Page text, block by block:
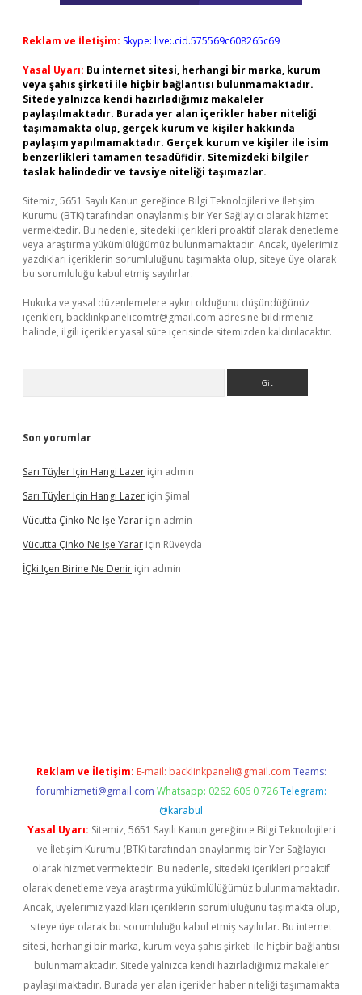
Reklam ve İletişim: Skype: live:.cid.575569c608265c69
Yasal Uyarı: Bu internet sitesi, herhangi bir marka, kurum
veya şahıs şirketi ile hiçbir bağlantısı bulunmamaktadır.
Sitede yalnızca kendi hazırladığımız makaleler
paylaşılmaktadır. Burada yer alan içerikler haber niteliği
taşımamakta olup, gerçek kurum ve kişiler hakkında
paylaşım yapılmamaktadır. Gerçek kurum ve kişiler ile isim
benzerlikleri tamamen tesadüfidir. Sitemizdeki bilgiler
taslak halindedir ve tavsiye niteliği taşımazlar.
Sitemiz, 5651 Sayılı Kanun gereğince Bilgi Teknolojileri ve İletişim
Kurumu (BTK) tarafından onaylanmış bir Yer Sağlayıcı olarak hizmet
vermektedir. Bu nedenle, sitedeki içerikleri proaktif olarak denetleme
veya araştırma yükümlülüğümüz bulunmamaktadır. Ancak, üyelerimiz
yazdıkları içeriklerin sorumluluğunu taşımakta olup, siteye üye olarak
bu sorumluluğu kabul etmiş sayılırlar.
Hukuka ve yasal düzenlemelere aykırı olduğunu düşündüğünüz
içerikleri, backlinkpanelicomtr@gmail.com adresine bildirmeniz
halinde, ilgili içerikler yasal süre içerisinde sitemizden kaldırılacaktır.
Son yorumlar
Sarı Tüyler Için Hangi Lazer için admin
Sarı Tüyler Için Hangi Lazer için Şimal
Vücutta Çinko Ne Işe Yarar için admin
Vücutta Çinko Ne Işe Yarar için Rüveyda
İÇki Içen Birine Ne Denir için admin
Reklam ve İletişim: E-mail: backlinkpaneli@gmail.com Teams:
forumhizmeti@gmail.com Whatsapp: 0262 606 0 726 Telegram:
@karabul
Yasal Uyarı: Sitemiz, 5651 Sayılı Kanun gereğince Bilgi Teknolojileri
ve İletişim Kurumu (BTK) tarafından onaylanmış bir Yer Sağlayıcı
olarak hizmet vermektedir. Bu nedenle, sitedeki içerikleri proaktif
olarak denetleme veya araştırma yükümlülüğümüz bulunmamaktadır.
Ancak, üyelerimiz yazdıkları içeriklerin sorumluluğunu taşımakta olup,
siteye üye olarak bu sorumluluğu kabul etmiş sayılırlar. Bu internet
sitesi, herhangi bir marka, kurum veya şahıs şirketi ile hiçbir bağlantısı
bulunmamaktadır. Sitede yalnızca kendi hazırladığımız makaleler
paylaşılmaktadır. Burada yer alan içerikler haber niteliği taşımamakta